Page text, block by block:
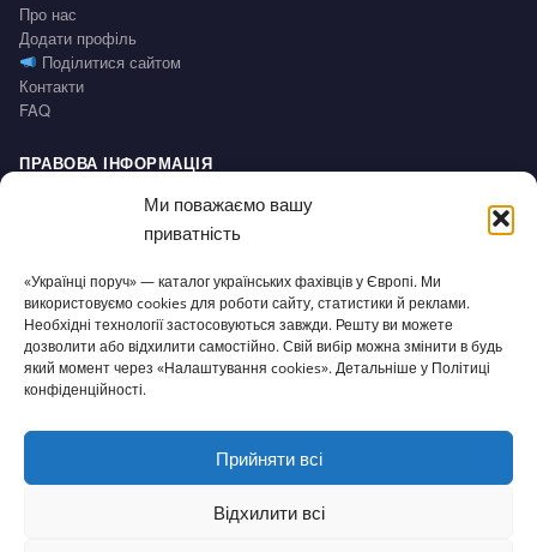
Ми поважаємо вашу
приватність
«Українці поруч» — каталог українських фахівців у Європі. Ми
використовуємо cookies для роботи сайту, статистики й реклами.
Необхідні технології застосовуються завжди. Решту ви можете
дозволити або відхилити самостійно. Свій вибір можна змінити в будь
який момент через «Налаштування cookies». Детальніше у Політиці
конфіденційності.
Прийняти всі
Відхилити всі
Про нас
Додати профіль
Поділитися сайтом
Контакти
FAQ
ПРАВОВА ІНФОРМАЦІЯ
Політика конфіденційності / Datenschutz
Умови користування / AGB
Право на відмову / Widerrufsbelehrung
СЕРВІС
Доступність
Налаштування cookies
© 2026 Українці поруч · Зроблено з
для нашої спільноти